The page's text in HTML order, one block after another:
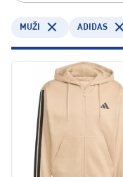
MUŽI ADIDAS